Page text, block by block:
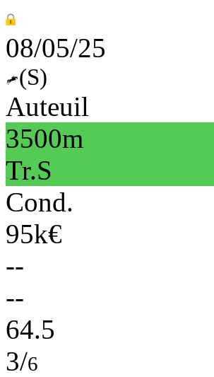
08/05/25
(S)
Auteuil
3500m
Tr.S
Cond.
95k€
--
--
64.5
3/6